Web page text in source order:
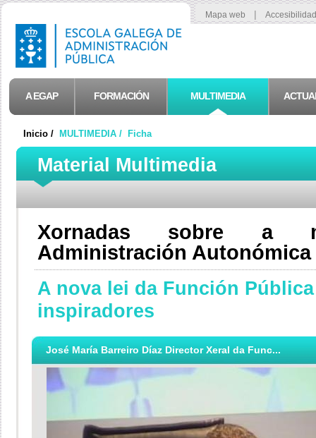
Mapa web |
A EGAP FORMACIÓN MULTIMEDIA
Inicio / MULTIMEDIA / Ficha
Material Multimedia
Xornadas sobre a
Administración Autonómica
A nova lei da Función
inspiradores
José María Barreiro Díaz Director Xeral da Func...